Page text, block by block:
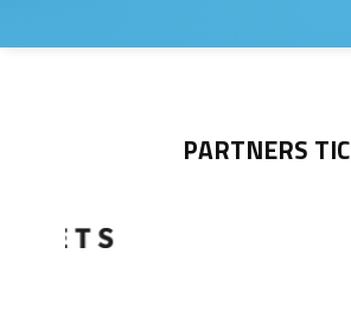
PARTNERS TIC